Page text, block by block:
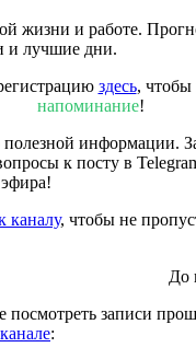
жизни и работе.
и лучшие дни.
здесь, чтобы
напоминание!
полезной информации.
к посту в
каналу, чтобы не
До
посмотреть записи
: